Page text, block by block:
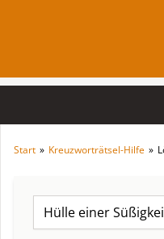
Start » Kreuzworträtsel-Hilfe »